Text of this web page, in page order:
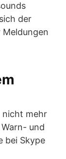
der
nicht mehr
und
bei Skype